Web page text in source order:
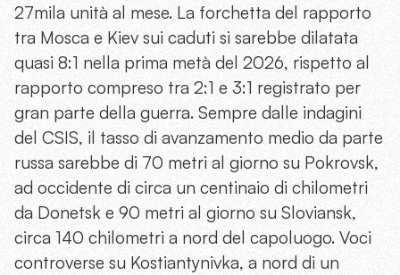
27mila unità al mese. La forchetta del rapporto
tra Mosca e Kiev sui caduti si sarebbe dilatata
quasi 8:1 nella prima metà del 2026, rispetto al
rapporto compreso tra 2:1 e 3:1 registrato per
gran parte della guerra. Sempre dalle indagini
del CSIS, il tasso di avanzamento medio da parte
russa sarebbe di 70 metri al giorno su Pokrovsk,
ad occidente di circa un centinaio di chilometri
da Donetsk e 90 metri al giorno su Sloviansk,
circa 140 chilometri a nord del capoluogo. Voci
controverse su Kostiantynivka, a nord di un